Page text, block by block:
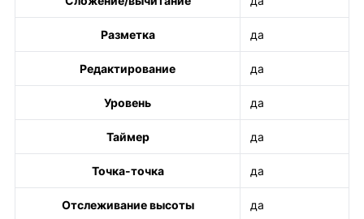
Разметка да
Редактирование да
Уровень да
Таймер да
Точка-точка да
Отслеживание высоты да